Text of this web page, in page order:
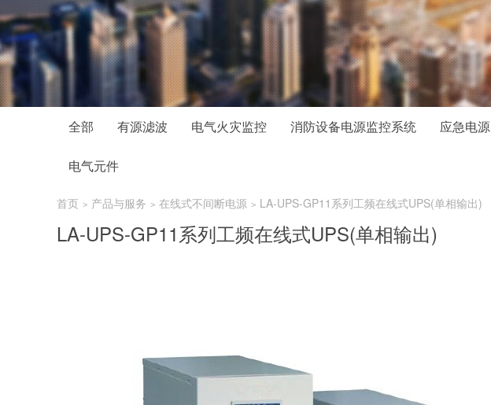
全部 有源滤波 电气火灾监控 消防设备电源监控系统 应急电源
电气元件
首页 > 产品与服务 > 在线式不间断电源 > LA-UPS-GP11系列工频在线式UPS(单相输出)
LA-UPS-GP11系列工频在线式UPS(单相输出)